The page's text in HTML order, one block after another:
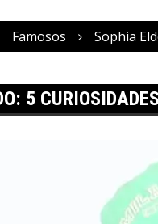
Famosos Sophia
5